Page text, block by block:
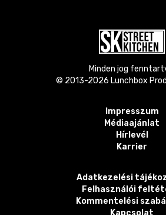
Minden jog
© 2013-2026 Lunchbox
Impresszum
Médiaajánlat
Hírlevél
Karrier
Adatkezelési
Felhasználói
Kommentelési
Kapcsolat